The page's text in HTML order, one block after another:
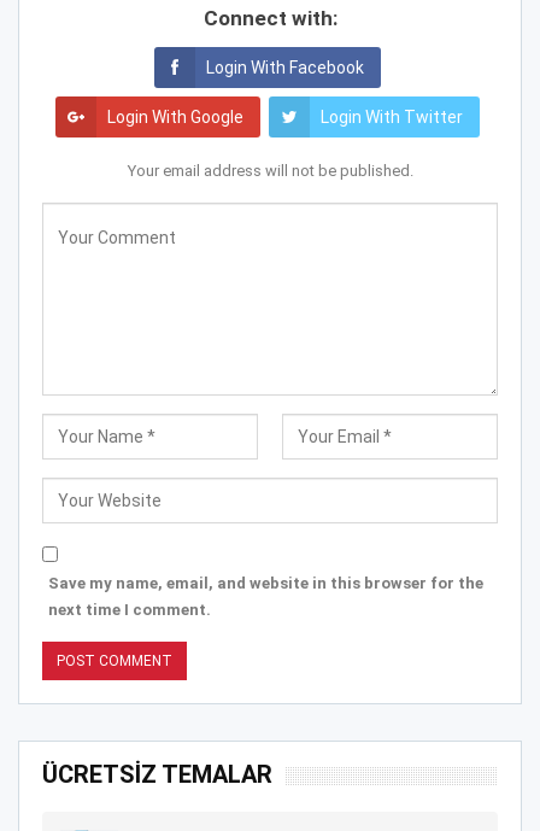
Connect with:
Login With Facebook
Login With Google Login With Twitter
Your email address will not be published.
Save my name, email, and website in this browser for the
next time I comment.
ÜCRETSİZ TEMALAR